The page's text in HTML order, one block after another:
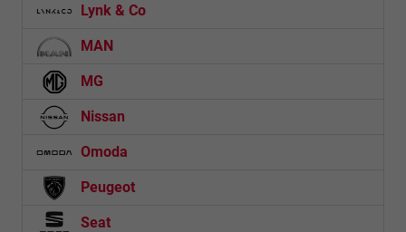
Lynk & Co
MAN
MG
Nissan
Omoda
Peugeot
Seat